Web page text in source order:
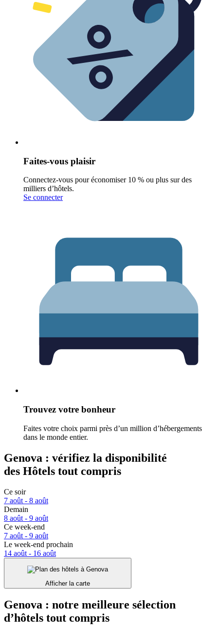
Faites-vous plaisir
Connectez-vous pour économiser 10 % ou plus sur des
milliers d’hôtels.
Se connecter
Trouvez votre bonheur
Faites votre choix parmi près d’un million d’hébergements
dans le monde entier.
Genova : vérifiez la disponibilité
des Hôtels tout compris
Ce soir
7 août - 8 août
Demain
8 août - 9 août
Ce week-end
7 août - 9 août
Le week-end prochain
14 août - 16 août
Afficher la carte
Genova : notre meilleure sélection
d’hôtels tout compris